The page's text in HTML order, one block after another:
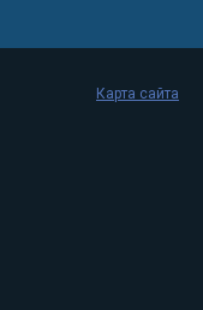
Карта сайта